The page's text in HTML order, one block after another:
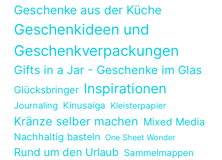
Geschenke aus der Küche
Geschenkideen und
Geschenkverpackungen
Gifts in a Jar - Geschenke im Glas
Glücksbringer Inspirationen
Journaling Kinusaiga Kleisterpapier
Kränze selber machen Mixed Media
Nachhaltig basteln One Sheet Wonder
Rund um den Urlaub Sammelmappen